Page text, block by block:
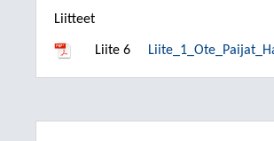
Liitteet
Liite 6